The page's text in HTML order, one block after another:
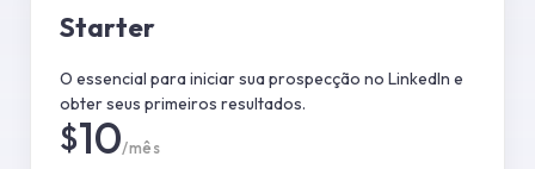
Starter
O essencial para iniciar sua prospecção no LinkedIn e
obter seus primeiros resultados.
$10/mês